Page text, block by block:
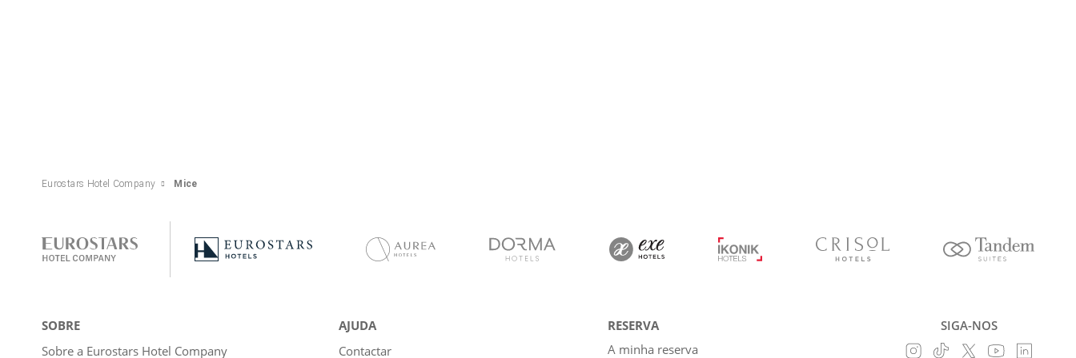
Eurostars Hotel Company Mice
SOBRE
Sobre a Eurostars Hotel Company
AJUDA
Contactar
RESERVA
A minha reserva
SIGA-NOS